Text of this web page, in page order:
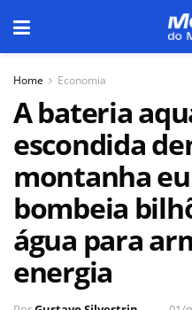
Home Economia
A bateria
escondida
montanha
bombeia
água para
energia